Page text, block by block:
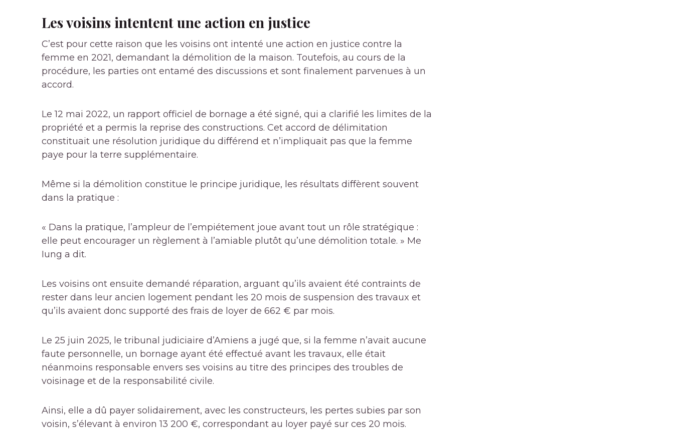
Les voisins intentent une action en justice
C’est pour cette raison que les voisins ont intenté une action en justice contre la
femme en 2021, demandant la démolition de la maison. Toutefois, au cours de la
procédure, les parties ont entamé des discussions et sont finalement parvenues à un
accord.
Le 12 mai 2022, un rapport officiel de bornage a été signé, qui a clarifié les limites de la
propriété et a permis la reprise des constructions. Cet accord de délimitation
constituait une résolution juridique du différend et n’impliquait pas que la femme
paye pour la terre supplémentaire.
Même si la démolition constitue le principe juridique, les résultats diffèrent souvent
dans la pratique :
« Dans la pratique, l’ampleur de l’empiétement joue avant tout un rôle stratégique :
elle peut encourager un règlement à l’amiable plutôt qu’une démolition totale. » Me
Iung a dit.
Les voisins ont ensuite demandé réparation, arguant qu’ils avaient été contraints de
rester dans leur ancien logement pendant les 20 mois de suspension des travaux et
qu’ils avaient donc supporté des frais de loyer de 662 € par mois.
Le 25 juin 2025, le tribunal judiciaire d’Amiens a jugé que, si la femme n’avait aucune
faute personnelle, un bornage ayant été effectué avant les travaux, elle était
néanmoins responsable envers ses voisins au titre des principes des troubles de
voisinage et de la responsabilité civile.
Ainsi, elle a dû payer solidairement, avec les constructeurs, les pertes subies par son
voisin, s’élevant à environ 13 200 €, correspondant au loyer payé sur ces 20 mois.